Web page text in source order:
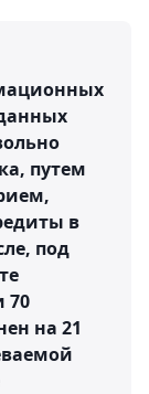
путем
в
под
70
на 21